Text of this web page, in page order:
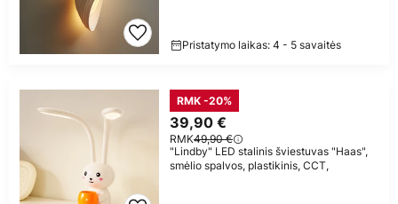
Pristatymo laikas: 4 - 5 savaitės
39,90 €
RMK49,90 €
RMK -20%
"Lindby" LED stalinis šviestuvas "Haas",
smėlio spalvos, plastikinis, CCT,